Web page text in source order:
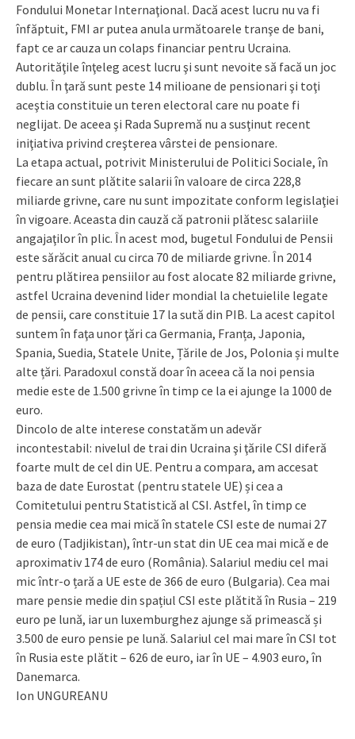
Fondului Monetar Inter­naţional. Dacă acest lucru nu va fi
înfăptuit, FMI ar putea anula următoarele tranşe de bani,
fapt ce ar cauza un colaps financiar pentru Ucraina.
Autorităţile înţeleg acest lucru şi sunt nevoite să facă un joc
dublu. În ţară sunt peste 14 milioane de pensionari şi toţi
aceştia constituie un teren electoral care nu poate fi
neglijat. De aceea şi Rada Supremă nu a susţinut recent
iniţiativa privind creşterea vârstei de pensionare.
La etapa actual, potrivit Ministerului de Politici Sociale, în
fiecare an sunt plătite salarii în valoare de circa 228,8
miliarde grivne, care nu sunt impozitate conform legislaţiei
în vigoare. Aceasta din cauză că patronii plătesc salariile
angajaţilor în plic. În acest mod, bugetul Fondului de Pensii
este sărăcit anual cu circa 70 de miliarde grivne. În 2014
pentru plătirea pensiilor au fost alocate 82 miliarde grivne,
astfel Ucraina devenind lider mondial la chetuielile legate
de pensii, care constituie 17 la sută din PIB. La acest capitol
suntem în faţa unor ţări ca Germania, Franța, Japonia,
Spania, Suedia, Statele Unite, Țările de Jos, Polonia și multe
alte țări. Paradoxul constă doar în aceea că la noi pensia
medie este de 1.500 grivne în timp ce la ei ajunge la 1000 de
euro.
Dincolo de alte interese constatăm un adevăr
incontestabil: nivelul de trai din Ucraina şi ţările CSI diferă
foarte mult de cel din UE. Pentru a compara, am accesat
baza de date Eurostat (pentru statele UE) și cea a
Comitetului pentru Statistică al CSI. Astfel, în timp ce
pensia medie cea mai mică în statele CSI este de numai 27
de euro (Tadjikistan), într-un stat din UE cea mai mică e de
aproximativ 174 de euro (România). Salariul mediu cel mai
mic într-o țară a UE este de 366 de euro (Bulgaria). Cea mai
mare pensie medie din spațiul CSI este plătită în Rusia – 219
euro pe lună, iar un luxemburghez ajunge să primească și
3.500 de euro pensie pe lună. Salariul cel mai mare în CSI tot
în Rusia este plătit – 626 de euro, iar în UE – 4.903 euro, în
Danemarca.
Ion UNGUREANU